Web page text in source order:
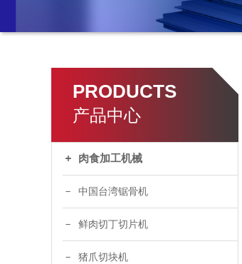
PRODUCTS
产品中心
肉食加工机械
中国台湾锯骨机
鲜肉切丁切片机
猪爪切块机